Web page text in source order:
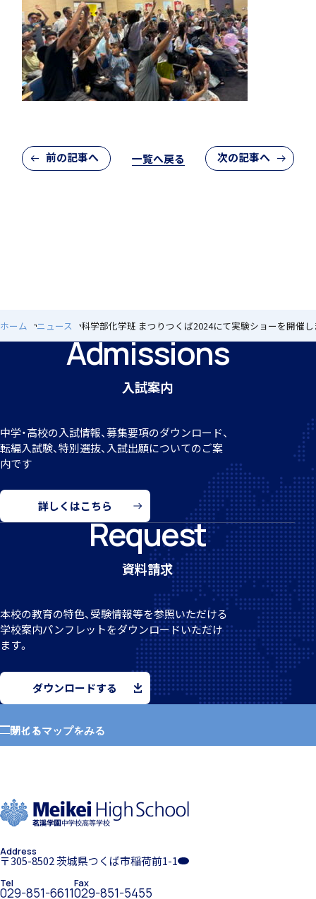
前の記事へ 一覧へ戻る 次の記事へ
ホーム ニュース 科学部化学班 まつりつくば2024にて実験ショーを開催
Admissions
入試案内
中学・高校の入試情報、募集要項のダウンロード、
転編入試験、特別選抜、入試出願についてのご案
内です
詳しくはこちら
Request
資料請求
本校の教育の特色、受験情報等を参照いただける
学校案内パンフレットをダウンロードいただけ
ます。
ダウンロードする
サイトマップをみる
閉じる
学校長挨拶
Address
〒305-8502 茨城県つくば市稲荷前1-1
Tel
029-851-6611
Fax
029-851-5455
クラブ活動
希望制海外研修制度
海外からの留学生受け入れ
高校入試情報